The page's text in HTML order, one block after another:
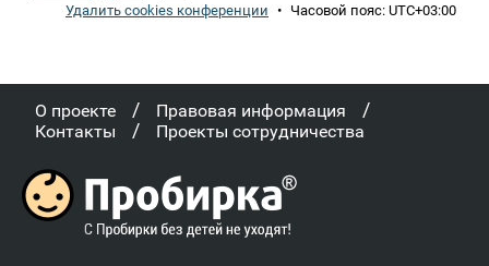
Удалить cookies конференции • Часовой пояс: UTC+03:00
О проекте / Правовая информация /
Контакты / Проекты сотрудничества